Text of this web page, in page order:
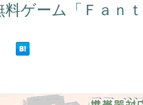
ゲーム「Ｆａｎ